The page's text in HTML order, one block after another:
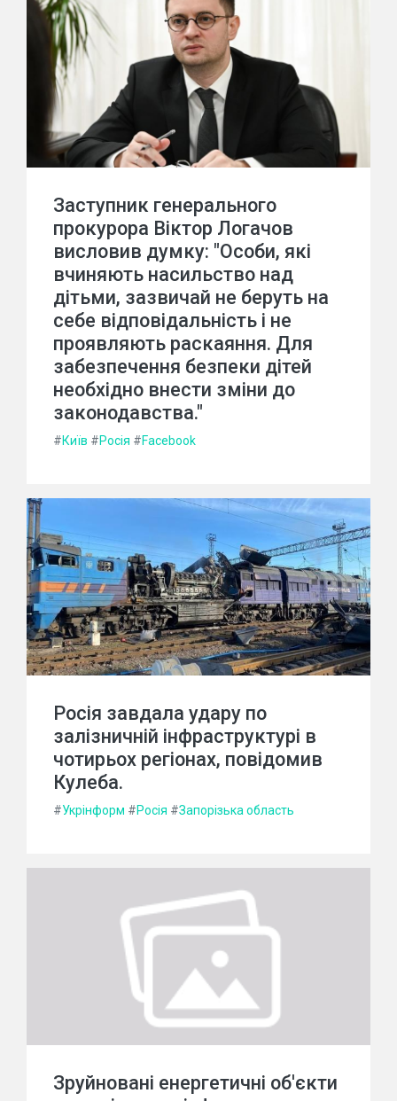
Заступник генерального
прокурора Віктор Логачов
висловив думку: "Особи, які
вчиняють насильство над
дітьми, зазвичай не беруть на
себе відповідальність і не
проявляють раскаяння. Для
забезпечення безпеки дітей
необхідно внести зміни до
законодавства."
#Київ #Росія #Facebook
Росія завдала удару по
залізничній інфраструктурі в
чотирьох регіонах, повідомив
Кулеба.
#Укрінформ #Росія #Запорізька область
Зруйновані енергетичні об'єкти